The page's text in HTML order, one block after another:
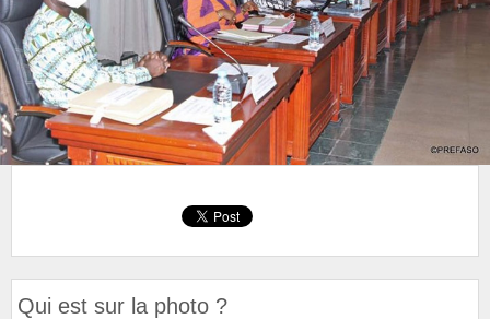
Qui est sur la photo ?